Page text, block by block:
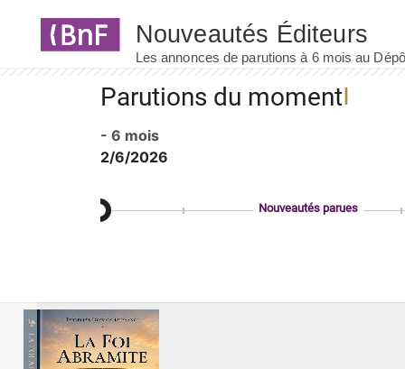
Parutions du moment
- 6 mois
2/6/2026
Nouveautés parues